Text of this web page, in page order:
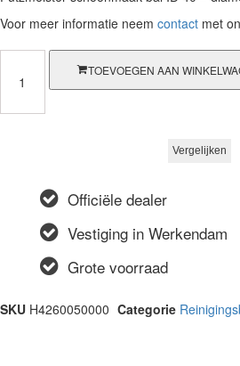
Voor meer informatie neem contact met
Putzmeister
schoonmaak
ID
design:
TOEVOEGEN AAN
Vergelijken
Officiële dealer
Vestiging in Werkendam
Grote voorraad
SKU H4260050000 Categorie